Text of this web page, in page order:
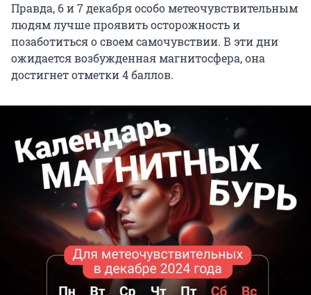
Правда, 6 и 7 декабря особо метеочувствительным
людям лучше проявить осторожность и
позаботиться о своем самочувствии. В эти дни
ожидается возбужденная магнитосфера, она
достигнет отметки 4 баллов.